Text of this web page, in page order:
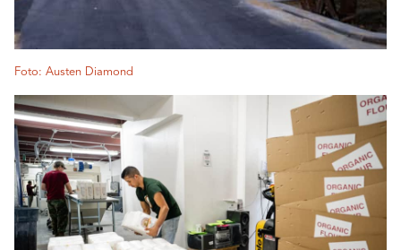
Foto: Austen Diamond